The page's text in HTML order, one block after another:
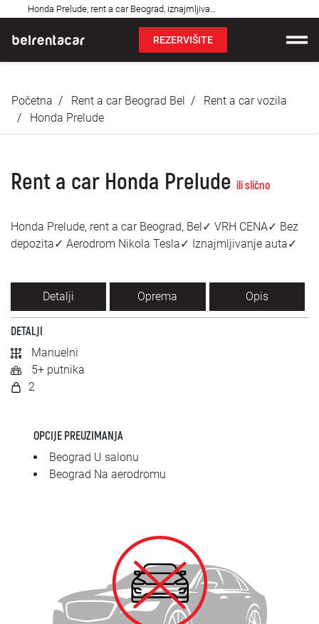
Honda Prelude, rent a car Beograd, iznajmljivanje auta: Bel✓
pitanja
REZERVIŠITE
Cene
O nama
Najčešća pitanja
Kontakt
SRPSKI
СРПСКИ
Početna Rent a car Beograd Bel
Rent a car vozila
Honda Prelude
Rent a car Honda Prelude ili slično
Honda Prelude, rent a car Beograd, Bel✓ VRH CENA✓ Bez
depozita✓ Aerodrom Nikola Tesla✓ Iznajmljivanje auta✓
Detalji Oprema Opis
DETALJI
Manuelni
5+ putnika
2
OPCIJE PREUZIMANJA
Beograd U salonu
Beograd Na aerodromu